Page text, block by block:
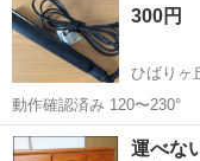
300円
ひばりヶ
動作確認済み 120〜230°
埼玉 新座市 ひば
運べな